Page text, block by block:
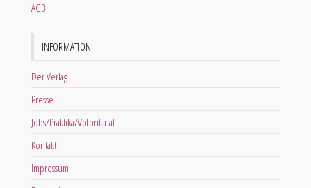
AGB
INFORMATION
Der Verlag
Presse
Jobs/Praktika/Volontariat
Kontakt
Impressum